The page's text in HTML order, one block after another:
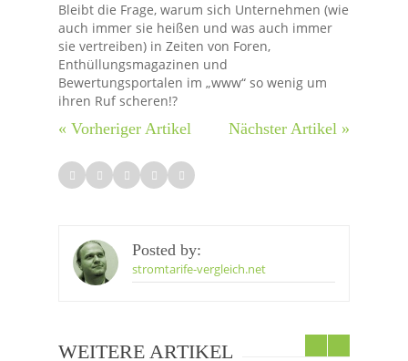
Bleibt die Frage, warum sich Unternehmen (wie
auch immer sie heißen und was auch immer
sie vertreiben) in Zeiten von Foren,
Enthüllungsmagazinen und
Bewertungsportalen im „www“ so wenig um
ihren Ruf scheren!?
« Vorheriger Artikel Nächster Artikel »
Posted by:
stromtarife-vergleich.net
WEITERE ARTIKEL